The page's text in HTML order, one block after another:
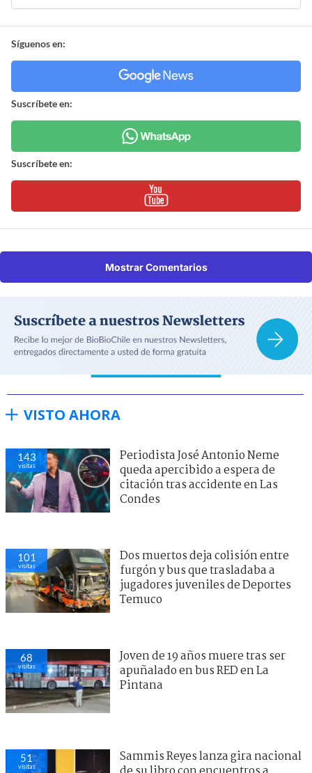
Síguenos en:
Suscríbete en:
Suscríbete en:
Mostrar Comentarios
VISTO AHORA
143
visitas
Periodista José Antonio Neme
queda apercibido a espera de
citación tras accidente en Las
Condes
101
visitas
Dos muertos deja colisión entre
furgón y bus que trasladaba a
jugadores juveniles de Deportes
Temuco
68
visitas
Joven de 19 años muere tras ser
apuñalado en bus RED en La
Pintana
51
visitas
Sammis Reyes lanza gira nacional